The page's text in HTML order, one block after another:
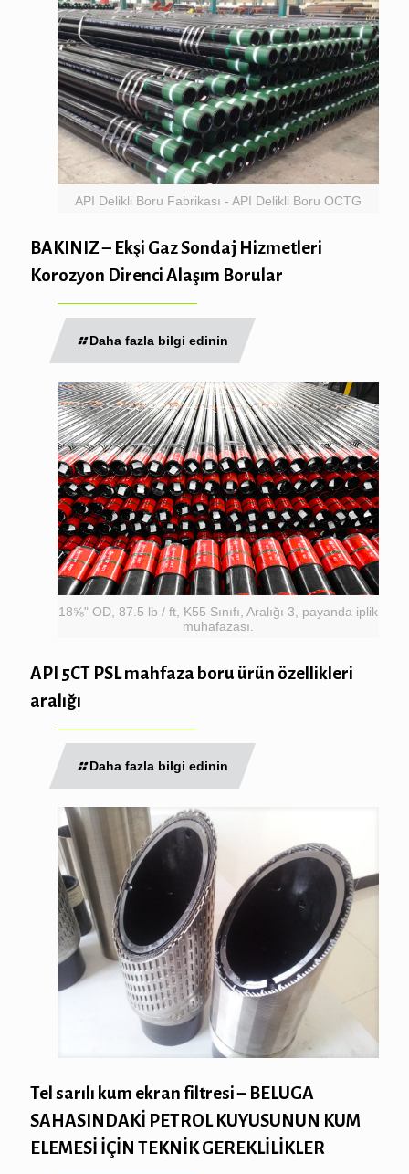
API Delikli Boru Fabrikası - API Delikli Boru OCTG
BAKINIZ – Ekşi Gaz Sondaj Hizmetleri
Korozyon Direnci Alaşım Borular
Daha fazla bilgi edinin
18⅝" OD, 87.5 lb / ft, K55 Sınıfı, Aralığı 3, payanda iplik
muhafazası.
API 5CT PSL mahfaza boru ürün özellikleri
aralığı
Daha fazla bilgi edinin
Tel sarılı kum ekran filtresi – BELUGA
SAHASINDAKİ PETROL KUYUSUNUN KUM
ELEMESİ İÇİN TEKNİK GEREKLİLİKLER